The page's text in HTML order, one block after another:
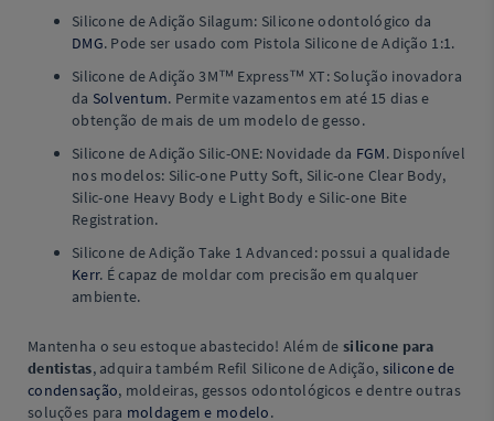
Silicone de Adição Silagum: Silicone odontológico da
DMG. Pode ser usado com Pistola Silicone de Adição 1:1.
Silicone de Adição 3M™ Express™ XT: Solução inovadora
da Solventum. Permite vazamentos em até 15 dias e
obtenção de mais de um modelo de gesso.
Silicone de Adição Silic-ONE: Novidade da FGM. Disponível
nos modelos: Silic-one Putty Soft, Silic-one Clear Body,
Silic-one Heavy Body e Light Body e Silic-one Bite
Registration.
Silicone de Adição Take 1 Advanced: possui a qualidade
Kerr. É capaz de moldar com precisão em qualquer
ambiente.
Mantenha o seu estoque abastecido! Além desilicone para
dentistas, adquira também Refil Silicone de Adição, silicone de
condensação, moldeiras, gessos odontológicos e dentre outras
soluções para moldagem e modelo.